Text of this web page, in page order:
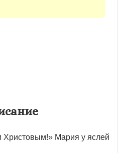
Христовым!» Мария у яслей